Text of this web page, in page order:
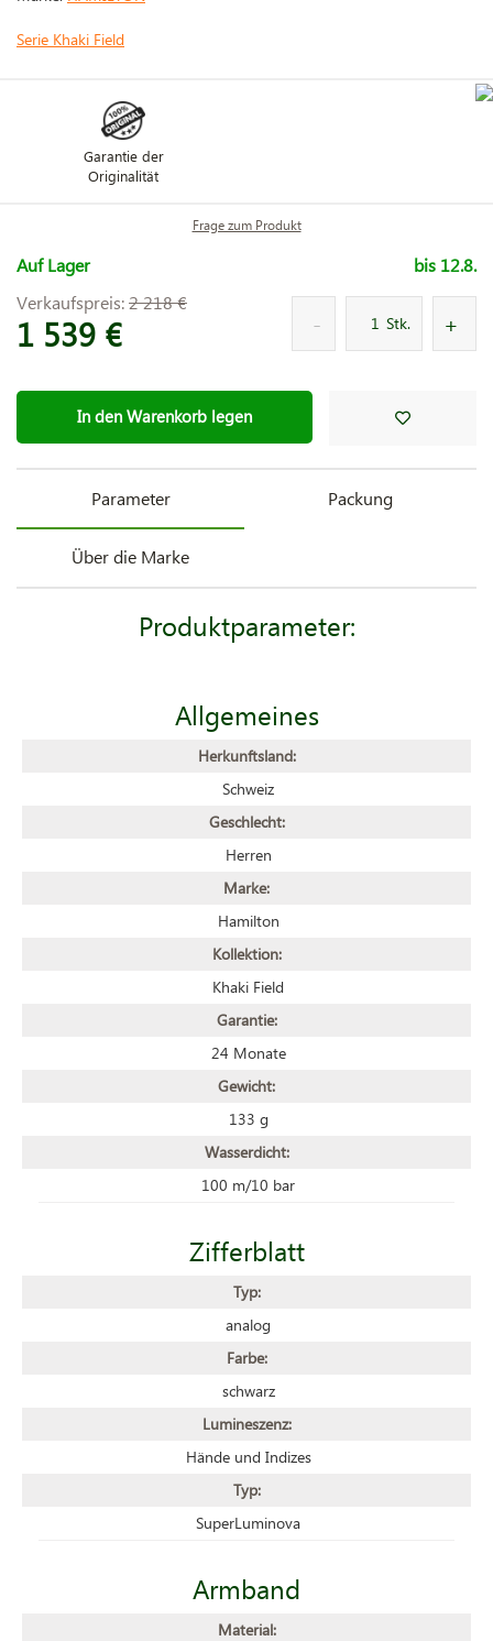
Serie Khaki Field
Garantie der
Originalität
Frage zum Produkt
Auf Lager
bis 12.8.
Verkaufspreis:2 218 €
1 539 € Stk.
In den Warenkorb legen
Parameter Packung
Über die Marke
Produktparameter:
Allgemeines
Herkunftsland:
Schweiz
Geschlecht:
Herren
Marke:
Hamilton
Kollektion:
Khaki Field
Garantie:
24 Monate
Gewicht:
133 g
Wasserdicht:
100 m/10 bar
Zifferblatt
Typ:
analog
Farbe:
schwarz
Lumineszenz:
Hände und Indizes
Typ:
SuperLuminova
Armband
Material: